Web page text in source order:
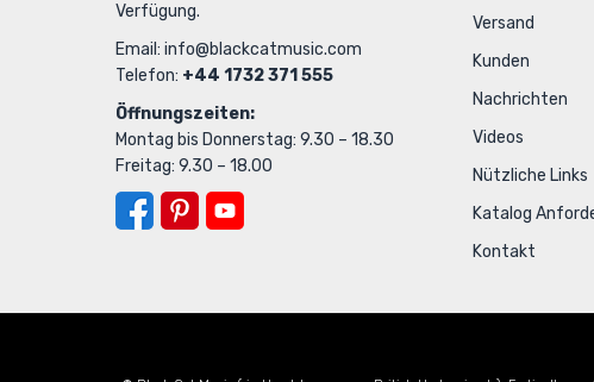
Verfügung.
Email: info@blackcatmusic.com
Telefon: +44 1732 371 555
Öffnungszeiten:
Montag bis Donnerstag: 9.30 – 18.30
Freitag: 9.30 – 18.00
Versand
Kunden
Nachrichten
Videos
Nützliche Links
Katalog
Kontakt